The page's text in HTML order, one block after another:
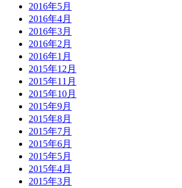
2016年5月
2016年4月
2016年3月
2016年2月
2016年1月
2015年12月
2015年11月
2015年10月
2015年9月
2015年8月
2015年7月
2015年6月
2015年5月
2015年4月
2015年3月